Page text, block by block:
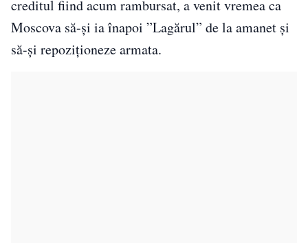
creditul fiind acum rambursat, a venit vremea ca
Moscova să-și ia înapoi ”Lagărul” de la amanet și
să-și repoziționeze armata.